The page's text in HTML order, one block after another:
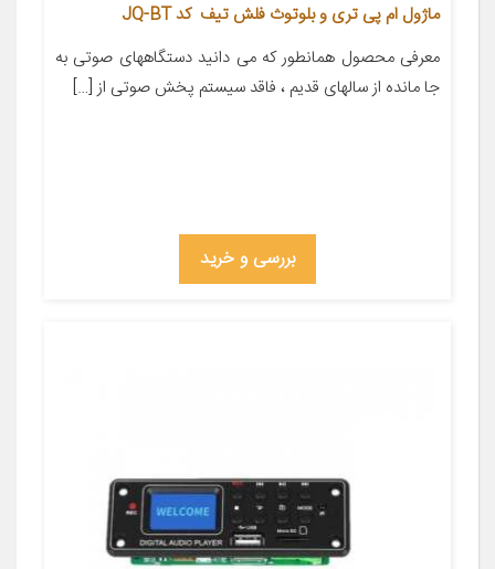
ماژول ام پی تری و بلوتوث فلش تیف کد JQ-BT
معرفی محصول همانطور که می دانید دستگاههای صوتی به
جا مانده از سالهای قدیم ، فاقد سیستم پخش صوتی از […]
بررسی و خرید